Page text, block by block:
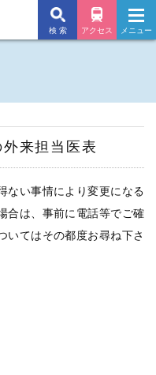
検 索 アクセス メニュー
来担当医表
ない事情により変更になる
合は、事前に電話等でご確
いてはその都度お尋ね下さ